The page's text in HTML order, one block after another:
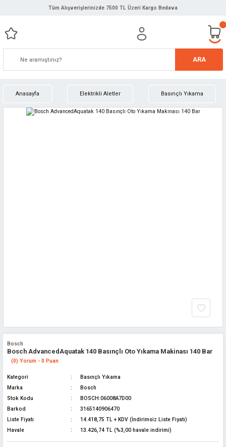
Tüm Alışverişlerinizde 7500 TL Üzeri Kargo Bedava
ARA
Anasayfa Elektrikli Aletler Basınçlı Yıkama
Bosch
Bosch AdvancedAquatak 140 Basınçlı Oto Yıkama Makinası 140 Bar
(0) Yorum - 0 Puan
Kategori
Basınçlı Yıkama
Marka
Bosch
Stok Kodu
BOSCH.06008A7D00
Barkod
3165140906470
Liste Fiyatı
14.418,75 TL + KDV (İndirimsiz Liste Fiyatı)
Havale
13.426,74 TL (%3,00 havale indirimi)